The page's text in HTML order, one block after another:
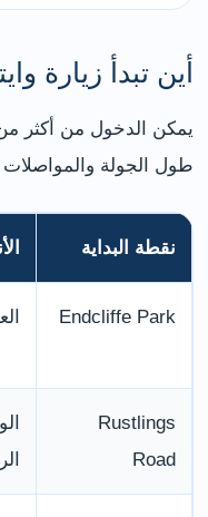
أين تبدأ زيارة
يمكن الدخول من أكثر
طول الجولة والمواصلات
نقطة البداية
Endcliffe Park
Rustlings
Road